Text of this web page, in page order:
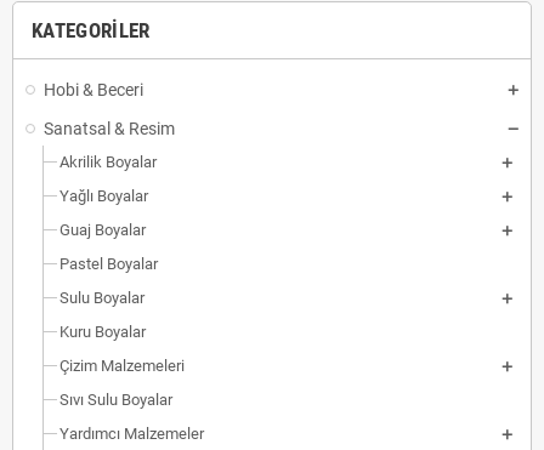
KATEGORILER
Hobi & Beceri
Sanatsal & Resim
Akrilik Boyalar
Yağlı Boyalar
Guaj Boyalar
Pastel Boyalar
Sulu Boyalar
Kuru Boyalar
Çizim Malzemeleri
Sıvı Sulu Boyalar
Yardımcı Malzemeler